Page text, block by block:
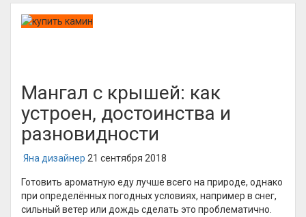
Мангал с крышей: как
устроен, достоинства и
разновидности
Яна дизайнер 21 сентября 2018
Готовить ароматную еду лучше всего на природе, однако
при определённых погодных условиях, например в снег,
сильный ветер или дождь сделать это проблематично.